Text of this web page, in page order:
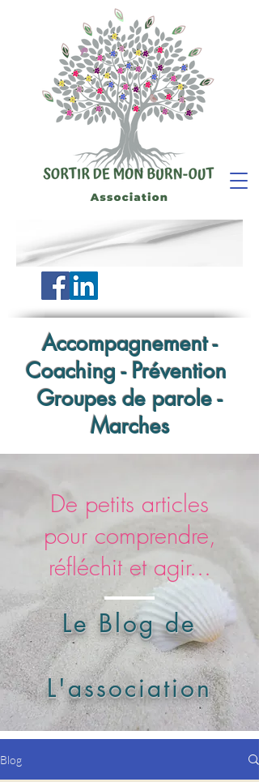
Accompagnement -
Coaching - Prévention
Groupes de parole -
Marches
De petits articles
pour comprendre,
réfléchit et agir...
Le Blog de
L'association
Blog